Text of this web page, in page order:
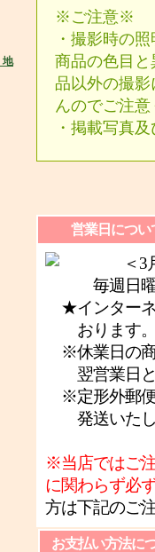
※ご注意※
・撮影時の
商品の色目
品以外の撮
んのでご注
・掲載写真
営業日につい
＜3月
毎週日曜
★インターネ
おります
※休業日の商
翌営業日と
※定形外郵便
発送いたし
※当店ではご
に関わらず必
方は下記のご
お支払い方法に